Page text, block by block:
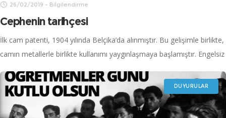
26/02/2019 - Bilgilendirme
Cephenin tarihçesi
İlk cam patenti, 1904 yılında Belçika’da alınmıştır. Bu gelişimle birlikte,
camın metallerle birlikte kullanımı yaygınlaşmaya başlamıştır. Engelsiz
yılında Mies Van Der
DUYURULAR